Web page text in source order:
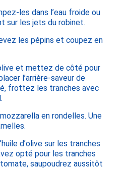
les dans l’eau froide ou
sur les jets du robinet.
les pépins et coupez en
et mettez de côté pour
l’arrière-saveur de
frottez les tranches avec
en rondelles. Une
d’olive sur les tranches
opté pour les tranches
saupoudrez aussitôt